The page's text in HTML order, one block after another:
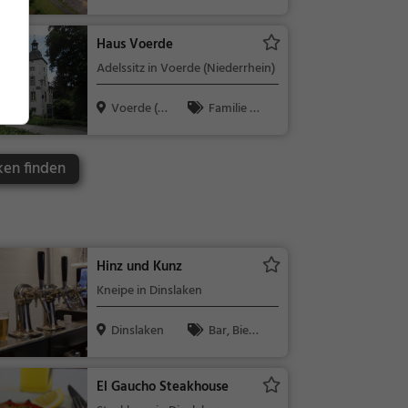
Haus Voerde
Adelssitz in Voerde (Niederrhein)
Voerde (N
Familie &
finden
Hinz und Kunz
Kneipe in Dinslaken
Dinslaken
Bar, Bier
Wein, Snacks
El Gaucho Steakhouse